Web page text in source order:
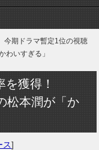
今期ドラマ暫定1位の視聴
わいすぎる」
獲得！
松本潤が「か
ス]